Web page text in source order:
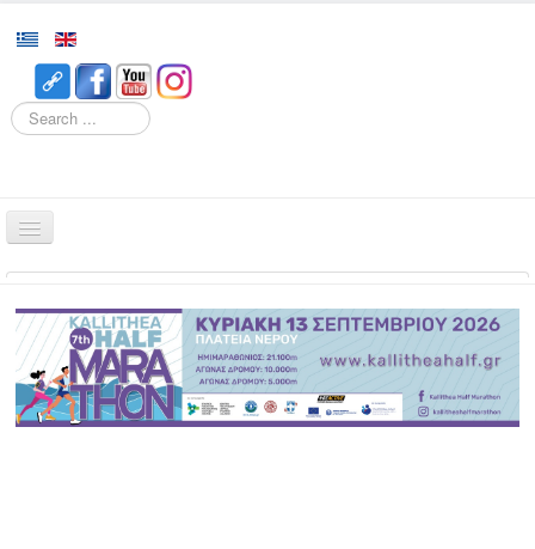
Search
Races
Event
Volunteering